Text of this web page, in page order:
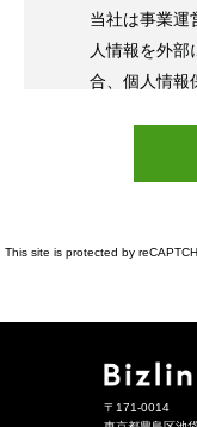
当社は事業運
人情報を外
合、個人情報
し、適切な管
5. 個人情報
等（利用目
を確認させ
応いたします。
This site is protected by
〒171-0014